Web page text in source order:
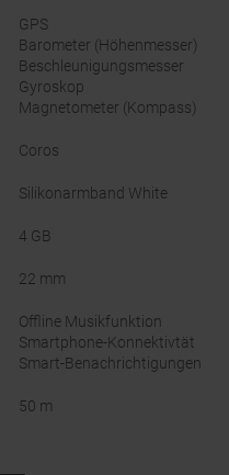
GPS
Barometer (Höhenmesser)
Beschleunigungsmesser
Gyroskop
Magnetometer (Kompass)
Coros
Silikonarmband White
4 GB
22 mm
Offline Musikfunktion
Smartphone-Konnektivtät
Smart-Benachrichtigungen
50 m